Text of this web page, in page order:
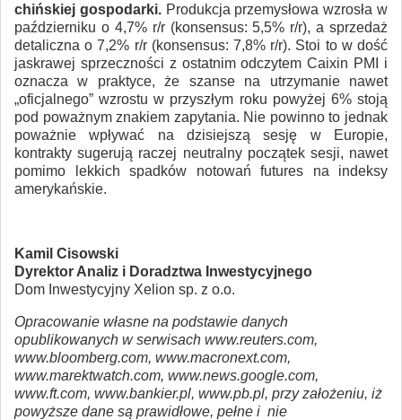
chińskiej gospodarki.Produkcja przemysłowa wzrosła w
październiku o 4,7% r/r (konsensus: 5,5% r/r), a sprzedaż
detaliczna o 7,2% r/r (konsensus: 7,8% r/r). Stoi to w dość
jaskrawej sprzeczności z ostatnim odczytem Caixin PMI i
oznacza w praktyce, że szanse na utrzymanie nawet
„oficjalnego” wzrostu w przyszłym roku powyżej 6% stoją
pod poważnym znakiem zapytania. Nie powinno to jednak
poważnie wpływać na dzisiejszą sesję w Europie,
kontrakty sugerują raczej neutralny początek sesji, nawet
pomimo lekkich spadków notowań futures na indeksy
amerykańskie.
Kamil Cisowski
Dyrektor Analiz i Doradztwa Inwestycyjnego
Dom Inwestycyjny Xelion sp. z o.o.
Opracowanie własne na podstawie danych
opublikowanych w serwisach www.reuters.com,
www.bloomberg.com, www.macronext.com,
www.marektwatch.com, www.news.google.com,
www.ft.com, www.bankier.pl, www.pb.pl, przy założeniu, iż
powyższe dane są prawidłowe, pełne i nie